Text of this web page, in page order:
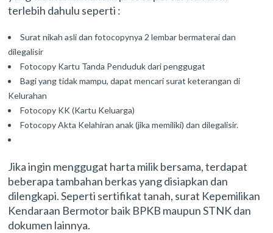
terlebih dahulu seperti :
Surat nikah asli dan fotocopynya 2 lembar bermaterai dan
dilegalisir
Fotocopy Kartu Tanda Penduduk dari penggugat
Bagi yang tidak mampu, dapat mencari surat keterangan di
Kelurahan
Fotocopy KK (Kartu Keluarga)
Fotocopy Akta Kelahiran anak (jika memiliki) dan dilegalisir.
Jika ingin menggugat harta milik bersama, terdapat
beberapa tambahan berkas yang disiapkan dan
dilengkapi. Seperti sertifikat tanah, surat Kepemilikan
Kendaraan Bermotor baik BPKB maupun STNK dan
dokumen lainnya.